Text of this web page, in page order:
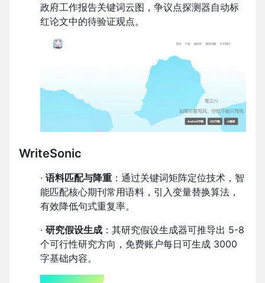
政府工作报告关键词云图，争议点探测器自动标
红论文中的待验证观点。
WriteSonic
· 语料匹配与降重 ：通过关键词矩阵定位技术，智
能匹配核心期刊常用语料，引入变量替换算法，
有效降低句式重复率。
· 研究假设生成 ：其研究假设生成器可推导出 5-8
个可行性研究方向，免费账户每日可生成 3000
字基础内容。